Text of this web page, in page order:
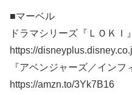
■マーベル
ドラマシリーズ『ＬＯＫ
https://
『アベンジャーズ／インフ
https://amzn.to/3Yk7B16